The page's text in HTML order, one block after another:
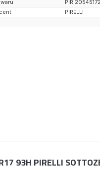
PIR
PIRELLI
93H PIRELLI